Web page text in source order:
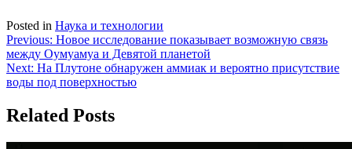
Posted in Наука и технологии
Навигация
по
записям
Previous: Новое исследование показывает возможную связь
между Оумуамуа и Девятой планетой
Next: На Плутоне обнаружен аммиак и вероятно присутствие
воды под поверхностью
Related Posts